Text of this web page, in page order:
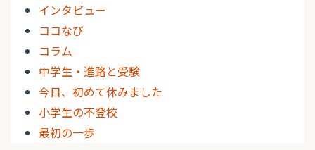
インタビュー
ココなび
コラム
中学生・進路と受験
今日、初めて休みました
小学生の不登校
最初の一歩